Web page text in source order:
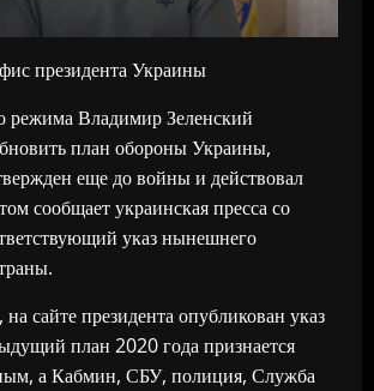
президента Украины
режима Владимир Зеленский
план обороны Украины,
еще до войны и действовал
сообщает украинская пресса со
указ нынешнего
на сайте президента опубликован указ
план 2020 года признается
а Кабмин, СБУ, полиция, Служба